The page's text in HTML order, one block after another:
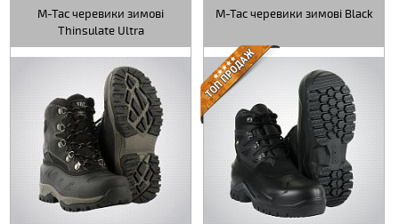
M-Tac черевики зимові
Thinsulate Ultra
M-Tac черевики зимові Black